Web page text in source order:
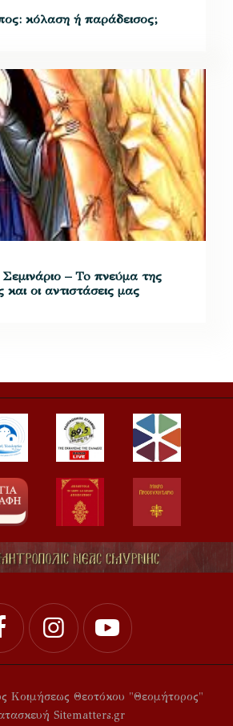
κόλαση ή παράδεισος;
Σεμινάριο – To πνεύμα της
οι αντιστάσεις μας
Κοιμήσεως Θεοτόκου "Θεομήτορος"
Sitematters.gr